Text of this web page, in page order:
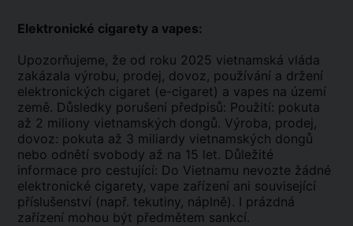
Elektronické cigarety a vapes:
Upozorňujeme, že od roku 2025 vietnamská vláda
zakázala výrobu, prodej, dovoz, používání a držení
elektronických cigaret (e-cigaret) a vapes na území
země. Důsledky porušení předpisů: Použití: pokuta
až 2 miliony vietnamských dongů. Výroba, prodej,
dovoz: pokuta až 3 miliardy vietnamských dongů
nebo odnětí svobody až na 15 let. Důležité
informace pro cestující: Do Vietnamu nevozte žádné
elektronické cigarety, vape zařízení ani související
příslušenství (např. tekutiny, náplně). I prázdná
zařízení mohou být předmětem sankcí.